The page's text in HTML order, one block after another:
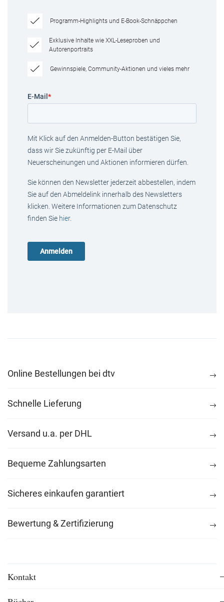
Programm-Highlights und E-Book-Schnäppchen
Exklusive Inhalte wie XXL-Leseproben und
Autorenportraits
Gewinnspiele, Community-Aktionen und vieles mehr
E-Mail *
Mit Klick auf den Anmelden-Button bestätigen Sie,
dass wir Sie zukünftig per E-Mail über
Neuerscheinungen und Aktionen informieren dürfen.
Sie können den Newsletter jederzeit abbestellen, indem
Sie auf den Abmeldelink innerhalb des Newsletters
klicken. Weitere Informationen zum Datenschutz
finden Sie hier.
Online Bestellungen bei dtv
Schnelle Lieferung
Versand u.a. per DHL
Bequeme Zahlungsarten
Sicheres einkaufen garantiert
Bewertung & Zertifizierung
Kontakt